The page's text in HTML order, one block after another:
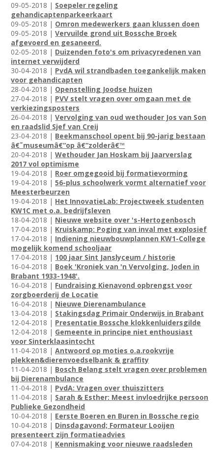
09-05-2018 | Soepeler regeling
gehandicaptenparkeerkaart
09-05-2018 | Omron medewerkers gaan klussen doen
09-05-2018 |Vervuilde grond uit Bossche Broek
afgevoerd en gesaneerd.
02-05-2018 | Duizenden foto's om privacyredenen van
internet verwijderd
30-04-2018 | PvdA wil strandbaden toegankelijk maken
voor gehandicapten
28-04-2018 | Openstelling Joodse huizen
27-04-2018 | PVV stelt vragen over omgaan met de
verkiezingsposters
26-04-2018 |Vervolging van oud wethouder Jos van Son
en raadslid Sjef van Creij
23-04-2018 | Beekmanschool opent bij 90-jarig bestaan
â€˜museumâ€“op â€“zolderâ€™
20-04-2018 |Wethouder Jan Hoskam bij Jaarverslag
2017 vol optimisme
19-04-2018 | Roer omgegooid bij formatievorming
19-04-2018 |56-plus schoolwerk vormt alternatief voor
Meesterbeurzen
19-04-2018 | Het InnovatieLab: Projectweek studenten
KW1C met o.a. bedrijfsleven
18-04-2018 | Nieuwe website over 's-Hertogenbosch
17-04-2018 | Kruiskamp: Poging van inval met explosief
17-04-2018 | Indiening nieuwbouwplannen KW1-College
mogelijk komend schooljaar
17-04-2018 | 100 jaar Sint Janslyceum / historie
16-04-2018 | Boek 'Kroniek van 'n Vervolging, Joden in
Brabant 1933-1948'.
16-04-2018 | Fundraising Kienavond opbrengst voor
zorgboerderij de Locatie
16-04-2018 | Nieuwe Dierenambulance
13-04-2018 | Stakingsdag Primair Onderwijs in Brabant
12-04-2018 | Presentatie Bossche klokkenluidersgilde
12-04-2018 | Gemeente in principe niet enthousiast
voor Sinterklaasintocht
11-04-2018 |Antwoord op moties o.a.rookvrije
plekken&dierenvoedselbank & graffity
11-04-2018 | Bosch Belang stelt vragen over problemen
bij Dierenambulance
11-04-2018 | PvdA: Vragen over thuiszitters
11-04-2018 | Sarah & Esther: Meest invloedrijke persoon
Publieke Gezondheid
10-04-2018 | Eerste Boeren en Buren in Bossche regio
10-04-2018 | Dinsdagavond; Formateur Looijen
presenteert zijn formatieadvies
07-04-2018 | Kennismaking voor nieuwe raadsleden